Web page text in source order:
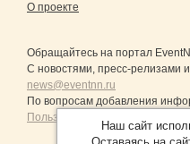
О проекте
Обращайтесь на портал
С новостями, пресс-релизами
news@eventnn.ru
По вопросам добавления
Пользовательское
Наш сайт